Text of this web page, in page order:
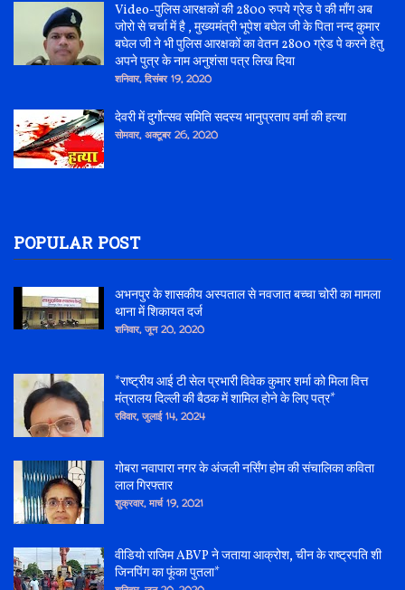
Video-पुलिस आरक्षकों की 2800 रुपये ग्रेड पे की माँग अब
जोरो से चर्चा में है , मुख्यमंत्री भूपेश बघेल जी के पिता नन्द कुमार
बघेल जी ने भी पुलिस आरक्षकों का वेतन 2800 ग्रेड पे करने हेतु
अपने पुत्र के नाम अनुशंसा पत्र लिख दिया
शनिवार, दिसंबर 19, 2020
देवरी में दुर्गोत्सव समिति सदस्य भानुप्रताप वर्मा की हत्या
सोमवार, अक्टूबर 26, 2020
POPULAR POST
अभनपुर के शासकीय अस्पताल से नवजात बच्चा चोरी का मामला
थाना में शिकायत दर्ज
शनिवार, जून 20, 2020
*राष्ट्रीय आई टी सेल प्रभारी विवेक कुमार शर्मा को मिला वित्त
मंत्रालय दिल्ली की बैठक में शामिल होने के लिए पत्र*
रविवार, जुलाई 14, 2024
गोबरा नवापारा नगर के अंजली नर्सिंग होम की संचालिका कविता
लाल गिरफ्तार
शुक्रवार, मार्च 19, 2021
वीडियो राजिम ABVP ने जताया आक्रोश, चीन के राष्ट्रपति शी
जिनपिंग का फूंका पुतला*